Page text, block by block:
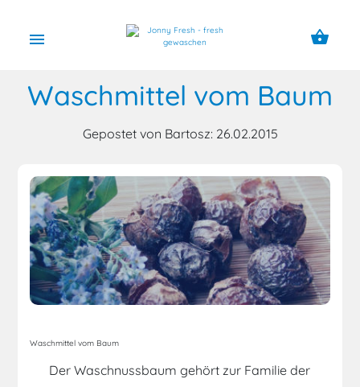
menu shopping_basket
Waschmittel vom Baum
Gepostet von Bartosz: 26.02.2015
Waschmittel vom Baum
Der Waschnussbaum gehört zur Familie der